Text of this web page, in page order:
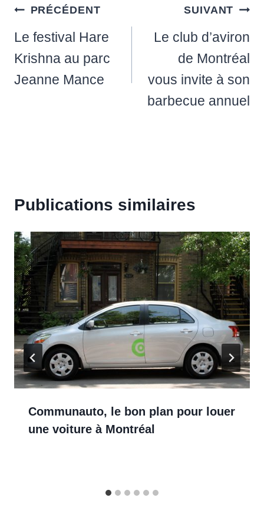
Navigation
de
l’article
PRÉCÉDENT
Le festival Hare
Krishna au parc
Jeanne Mance
SUIVANT
Le club d’aviron
de Montréal
vous invite à son
barbecue annuel
Publications similaires
Communauto, le bon plan pour louer
une voiture à Montréal